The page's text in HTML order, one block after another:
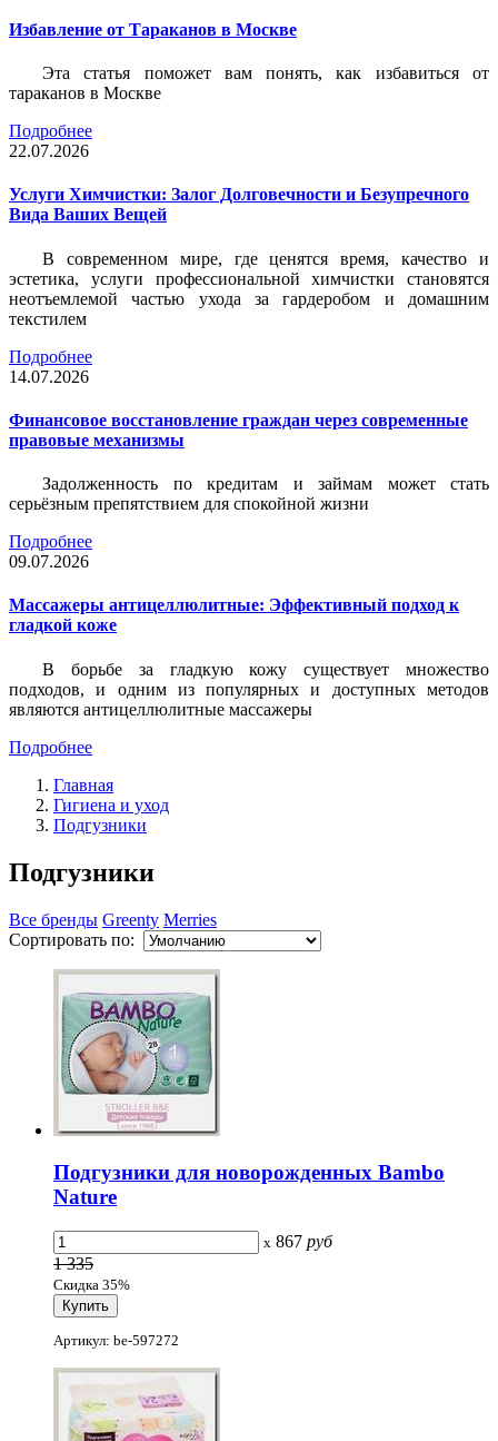
Избавление от Тараканов в Москве
Эта статья поможет вам понять, как избавиться от
тараканов в Москве
Подробнее
22.07.2026
Услуги Химчистки: Залог Долговечности и Безупречного
Вида Ваших Вещей
В современном мире, где ценятся время, качество и
эстетика, услуги профессиональной химчистки становятся
неотъемлемой частью ухода за гардеробом и домашним
текстилем
Подробнее
14.07.2026
Финансовое восстановление граждан через современные
правовые механизмы
Задолженность по кредитам и займам может стать
серьёзным препятствием для спокойной жизни
Подробнее
09.07.2026
Массажеры антицеллюлитные: Эффективный подход к
гладкой коже
В борьбе за гладкую кожу существует множество
подходов, и одним из популярных и доступных методов
являются антицеллюлитные массажеры
Подробнее
Главная
Гигиена и уход
Подгузники
Подгузники
Все бренды Greenty Merries
Сортировать по:
Подгузники для новорожденных Bambo
Nature
x 867 руб
1 335
Скидка 35%
Артикул: be-597272